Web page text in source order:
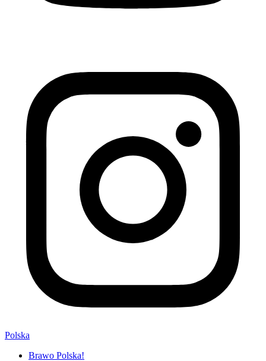
Polska
Brawo Polska!